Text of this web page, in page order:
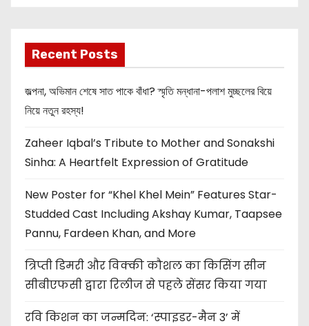
Recent Posts
জল্পনা, অভিমান শেষে সাত পাকে বাঁধা? স্মৃতি মন্ধানা-পলাশ মুচ্ছলের বিয়ে
নিয়ে নতুন রহস্য!
Zaheer Iqbal’s Tribute to Mother and Sonakshi
Sinha: A Heartfelt Expression of Gratitude
New Poster for “Khel Khel Mein” Features Star-
Studded Cast Including Akshay Kumar, Taapsee
Pannu, Fardeen Khan, and More
त्रिप्ती डिमरी और विक्की कौशल का किसिंग सीन
सीबीएफसी द्वारा रिलीज से पहले सेंसर किया गया
रवि किशन का जन्मदिन: ‘स्पाइडर-मैन 3’ में